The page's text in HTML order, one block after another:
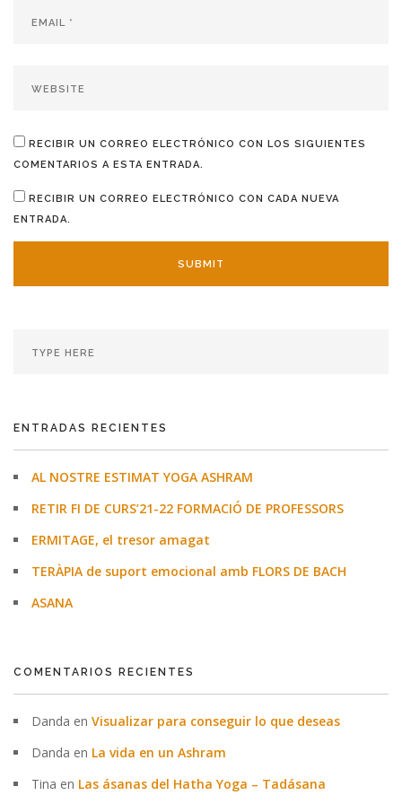
RECIBIR UN CORREO ELECTRÓNICO CON LOS SIGUIENTES
COMENTARIOS A ESTA ENTRADA.
RECIBIR UN CORREO ELECTRÓNICO CON CADA NUEVA
ENTRADA.
ENTRADAS RECIENTES
AL NOSTRE ESTIMAT YOGA ASHRAM
RETIR FI DE CURS’21-22 FORMACIÓ DE PROFESSORS
ERMITAGE, el tresor amagat
TERÀPIA de suport emocional amb FLORS DE BACH
ASANA
COMENTARIOS RECIENTES
Danda en Visualizar para conseguir lo que deseas
Danda en La vida en un Ashram
Tina en Las ásanas del Hatha Yoga – Tadásana